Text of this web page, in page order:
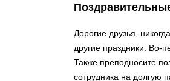
Дорогие друзья,
другие праздники. Во-
Также преподносите
сотрудника на долгую